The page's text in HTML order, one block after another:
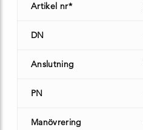
Artikel nr*
DN
Anslutning
PN
Manövrering